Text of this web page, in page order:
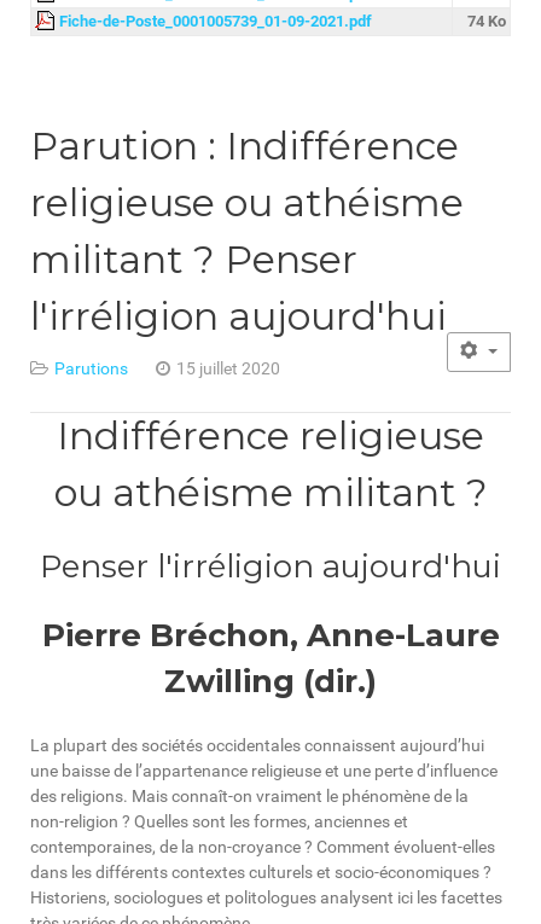
Fiche-de-Poste_0001005739_01-09-2021.pdf
74 Ko
Parution : Indifférence
religieuse ou athéisme
militant ? Penser
l'irréligion aujourd'hui
Parutions 15 juillet 2020
Indifférence religieuse
ou athéisme militant ?
Penser l'irréligion aujourd'hui
Pierre Bréchon, Anne-Laure
Zwilling (dir.)
La plupart des sociétés occidentales connaissent aujourd’hui
une baisse de l’appartenance religieuse et une perte d’influence
des religions. Mais connaît‑on vraiment le phénomène de la
non‑religion ? Quelles sont les formes, anciennes et
contemporaines, de la non‑croyance ? Comment évoluent‑elles
dans les différents contextes culturels et socio‑économiques ?
Historiens, sociologues et politologues analysent ici les facettes